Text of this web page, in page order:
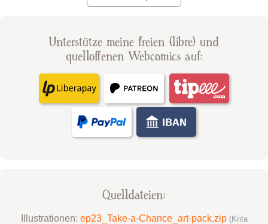
Unterstütze meine freien (libre) und
quelloffenen Webcomics auf:
Quelldateien:
Illustrationen: ep23_Take-a-Chance_art-pack.zip (Krita